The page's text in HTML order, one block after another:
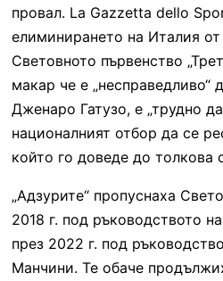
провал. La Gazzetta dello
елиминирането на Италия
Световното първенство
макар че е „несправедливо“
Дженаро Гатузо, е „трудно
националният отбор да се
който го доведе до толкова
„Адзурите“ пропуснаха
2018 г. под ръководството
през 2022 г. под
Манчини. Те обаче